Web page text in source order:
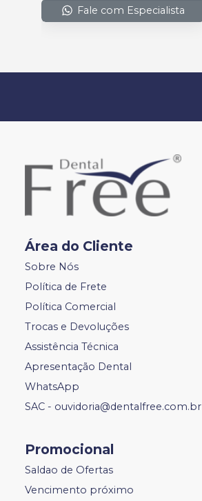
Fale com Especialista
Área do Cliente
Sobre Nós
Política de Frete
Política Comercial
Trocas e Devoluções
Assistência Técnica
Apresentação Dental
WhatsApp
SAC - ouvidoria@dentalfree.com.br
Promocional
Saldao de Ofertas
Vencimento próximo